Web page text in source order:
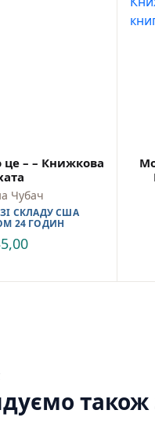
Чубач
СКЛАДУ США
24 ГОДИН
5,00
також